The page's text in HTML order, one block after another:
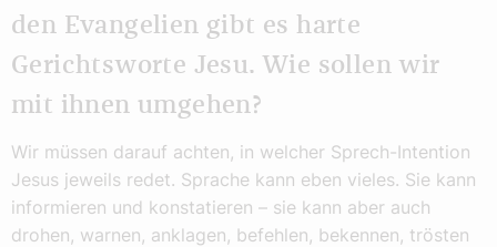
den Evangelien gibt es harte
Gerichtsworte Jesu. Wie sollen wir
mit ihnen umgehen?
Wir müssen darauf achten, in welcher Sprech-Intention
Jesus jeweils redet. Sprache kann eben vieles. Sie kann
informieren und konstatieren – sie kann aber auch
drohen, warnen, anklagen, befehlen, bekennen, trösten